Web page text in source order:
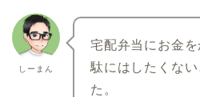
しーまん
宅配弁当にお金
駄にはしたくな
た。